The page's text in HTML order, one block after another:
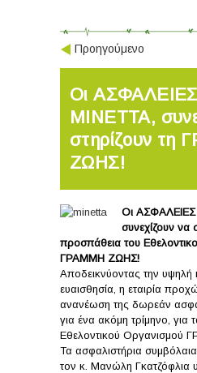
Προηγούμενο
Οι ΑΣΦΑΛΕΙΕΣ
ΜΙΝΕΤΤΑ,
στηρίζουν τη
ΖΩΗΣ!
Οι
συνεχίζουν να
προσπάθεια του
ΓΡΑΜΜΗ ΖΩΗΣ!
Αποδεικνύοντας την υψηλή
ευαισθησία, η εταιρία
ανανέωση της δωρεάν
για ένα ακόμη τρίμηνο, για
Εθελοντικού Οργανισμού
Τα ασφαλιστήρια
τον κ. Μανώλη Γκατζόφλια